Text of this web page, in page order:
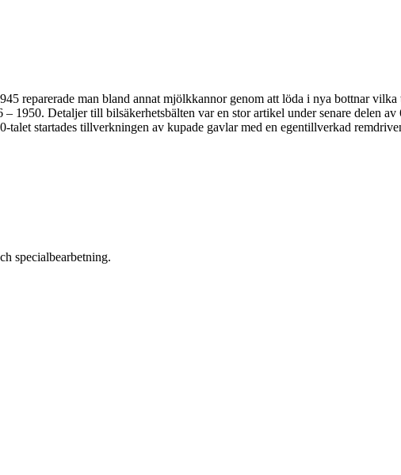
reparerade man bland annat mjölkkannor genom att löda i nya bottnar
Detaljer till bilsäkerhetsbälten var en stor artikel under senare delen
startades tillverkningen av kupade gavlar med en egentillverkad
specialbearbetning.